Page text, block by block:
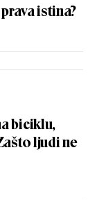
istina?
biciklu,
ljudi ne